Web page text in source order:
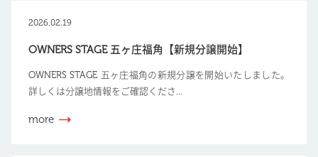
2026.02.19
OWNERS STAGE 五ヶ庄福角【新規分譲開始】
OWNERS STAGE 五ヶ庄福角の新規分譲を開始いたしました。
詳しくは分譲地情報をご確認くださ...
more